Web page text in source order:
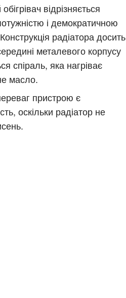
відрізняється
і демократичною
радіатора досить
металевого корпусу
спіраль, яка нагріває
масло.
пристрою є
оскільки радіатор не
Київ
Хмельницький